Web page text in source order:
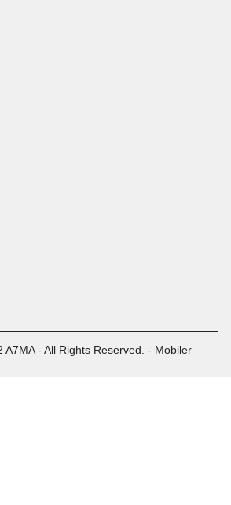
A7MA - All Rights Reserved. - Mobiler